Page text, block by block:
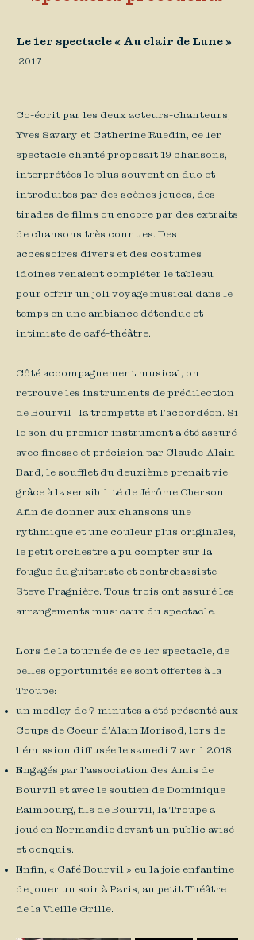
Le 1er spectacle « Au clair de Lune »
2017
Co-écrit par les deux acteurs-chanteurs,
Yves Savary et Catherine Ruedin, ce 1er
spectacle chanté proposait 19 chansons,
interprétées le plus souvent en duo et
introduites par des scènes jouées, des
tirades de films ou encore par des extraits
de chansons très connues. Des
accessoires divers et des costumes
idoines venaient compléter le tableau
pour offrir un joli voyage musical dans le
temps en une ambiance détendue et
intimiste de café-théâtre.
Côté accompagnement musical, on
retrouve les instruments de prédilection
de Bourvil : la trompette et l’accordéon. Si
le son du premier instrument a été assuré
avec finesse et précision par Claude-Alain
Bard, le soufflet du deuxième prenait vie
grâce à la sensibilité de Jérôme Oberson.
Afin de donner aux chansons une
rythmique et une couleur plus originales,
le petit orchestre a pu compter sur la
fougue du guitariste et contrebassiste
Steve Fragnière. Tous trois ont assuré les
arrangements musicaux du spectacle.
Lors de la tournée de ce 1er spectacle, de
belles opportunités se sont offertes à la
Troupe:
un medley de 7 minutes a été présenté aux
Coups de Cœur d’Alain Morisod, lors de
l’émission diffusée le samedi 7 avril 2018.
Engagés par l’association des Amis de
Bourvil et avec le soutien de Dominique
Raimbourg, fils de Bourvil, la Troupe a
joué en Normandie devant un public avisé
et conquis.
Enfin, « Café Bourvil » eu la joie enfantine
de jouer un soir à Paris, au petit Théâtre
de la Vieille Grille.